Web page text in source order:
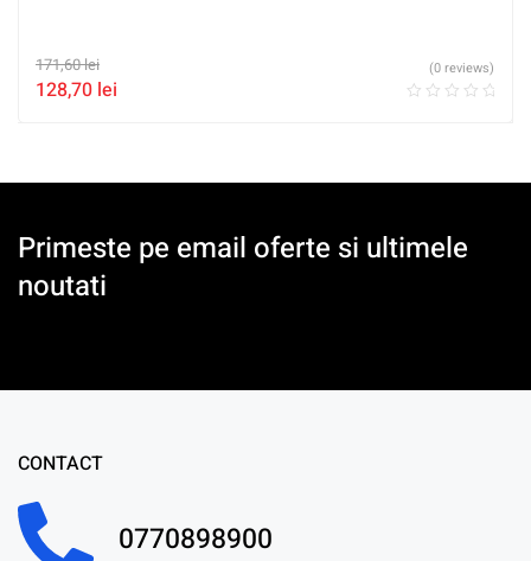
171,60lei
128,70 lei
(0 reviews)
Primeste pe email oferte si ultimele
noutati
CONTACT
0770898900